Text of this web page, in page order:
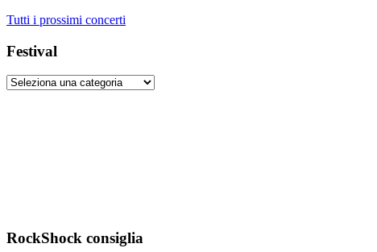
Tutti i prossimi concerti
Festival
RockShock consiglia